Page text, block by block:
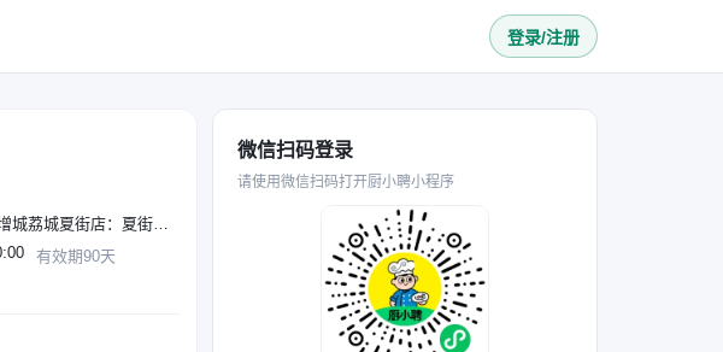
增城派潭店：派潭路222号；增城荔城夏街店：夏街大道48号
有效期90天
微信扫码登录
请使用微信扫码打开厨小聘小程序
登录/注册